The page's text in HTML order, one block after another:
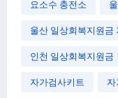
요소수 충전소
울산 일상회복지원금
인천 일상회복지원금
자가검사키트 자